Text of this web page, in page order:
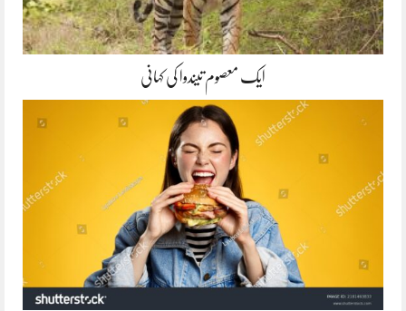
ایک معصوم تیندوا کی کہانی